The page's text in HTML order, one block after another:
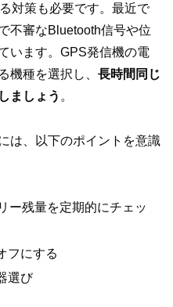
対策も必要です。最近で
不審なBluetooth信号や位
います。GPS発信機の電
機種を選択し、 長時間同じ
ましょう 。
は、以下のポイントを意識
ー残量を定期的にチェッ
フにする
選び